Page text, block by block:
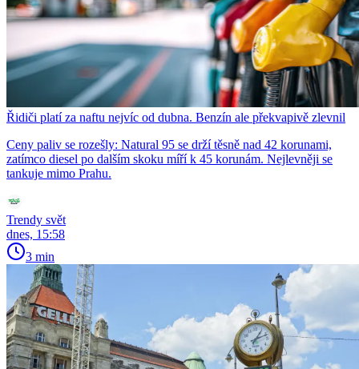
Řidiči platí za naftu nejvíc od dubna. Benzín ale překvapivě zlevnil
Ceny paliv se rozešly: Natural 95 se drží těsně nad 42 korunami,
zatímco diesel po dalším skoku míří k 45 korunám. Nejlevněji se
tankuje mimo Prahu.
Trendy svět
dnes, 15:58
3 min